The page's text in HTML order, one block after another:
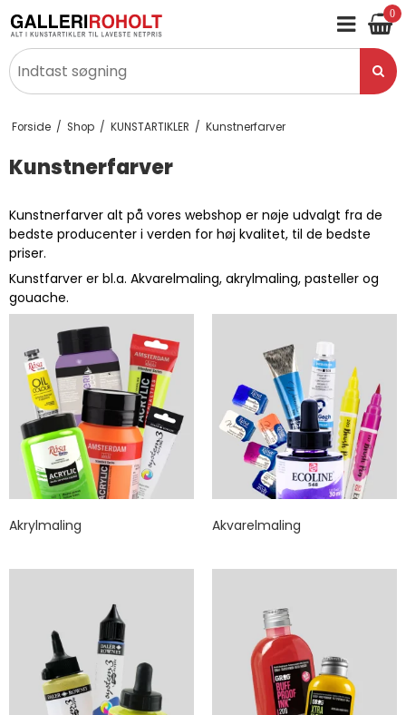
0
Forside / Shop / KUNSTARTIKLER / Kunstnerfarver
Kunstnerfarver
Kunstnerfarver alt på vores webshop er nøje udvalgt fra de
bedste producenter i verden for høj kvalitet, til de bedste
priser.
Kunstfarver er bl.a. Akvarelmaling, akrylmaling, pasteller og
gouache.
Akrylmaling Akvarelmaling